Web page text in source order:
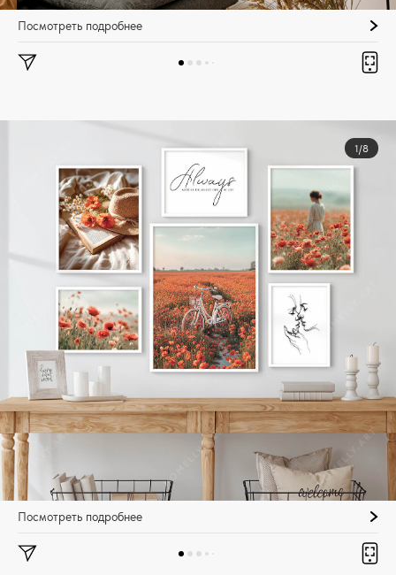
Посмотреть подробнее
1/8
Посмотреть подробнее